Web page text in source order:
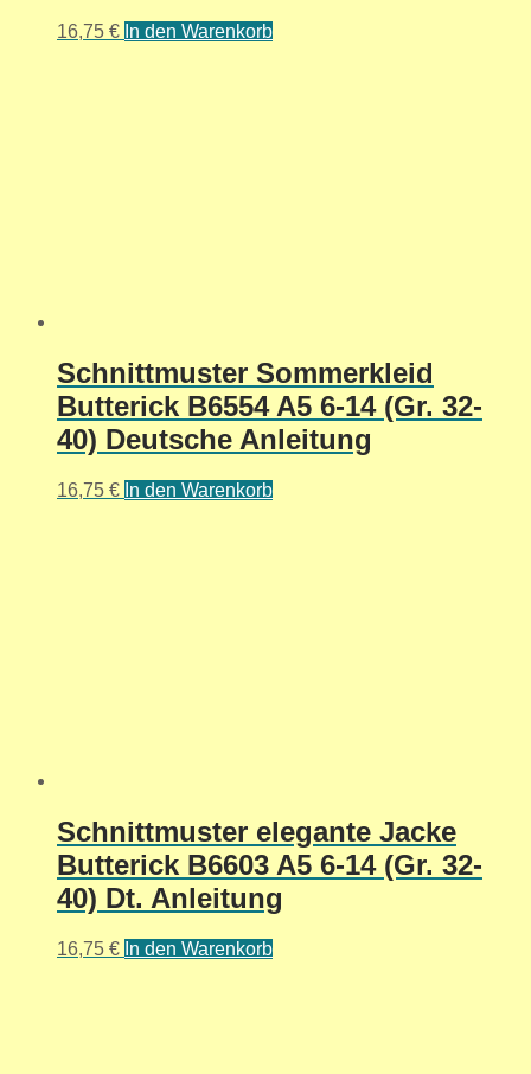
16,75 € In den Warenkorb
Schnittmuster Sommerkleid
Butterick B6554 A5 6-14 (Gr. 32-
40) Deutsche Anleitung
16,75 € In den Warenkorb
Schnittmuster elegante Jacke
Butterick B6603 A5 6-14 (Gr. 32-
40) Dt. Anleitung
16,75 € In den Warenkorb